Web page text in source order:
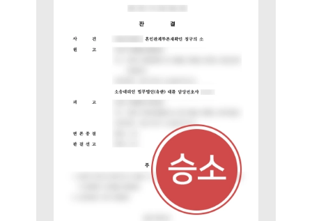
고객의 소리
통합검색
AI대륜
업무사례
주요 업무사례
사례분석/최신동향
법률정보
법률지식인
고객후기
업무분야